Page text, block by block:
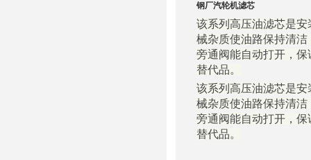
钢厂汽轮机滤芯
该系列高压油滤芯是
械杂质使油路保持清
旁通阀能自动打开，
替代品。
该系列高压油滤芯是
械杂质使油路保持清
旁通阀能自动打开，
替代品。